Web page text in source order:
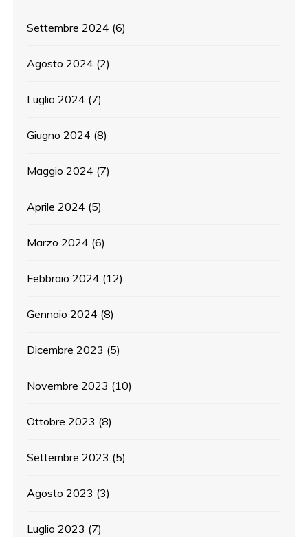
Settembre 2024 (6)
Agosto 2024 (2)
Luglio 2024 (7)
Giugno 2024 (8)
Maggio 2024 (7)
Aprile 2024 (5)
Marzo 2024 (6)
Febbraio 2024 (12)
Gennaio 2024 (8)
Dicembre 2023 (5)
Novembre 2023 (10)
Ottobre 2023 (8)
Settembre 2023 (5)
Agosto 2023 (3)
Luglio 2023 (7)